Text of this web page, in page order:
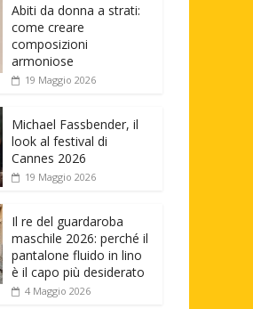
Abiti da donna a strati:
come creare
composizioni
armoniose
19 Maggio 2026
Michael Fassbender, il
look al festival di
Cannes 2026
19 Maggio 2026
Il re del guardaroba
maschile 2026: perché il
pantalone fluido in lino
è il capo più desiderato
4 Maggio 2026